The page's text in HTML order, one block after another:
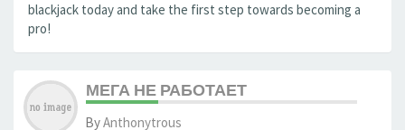
blackjack today and take the first step towards becoming a
pro!
МЕГА НЕ РАБОТАЕТ
ByAnthonytrous